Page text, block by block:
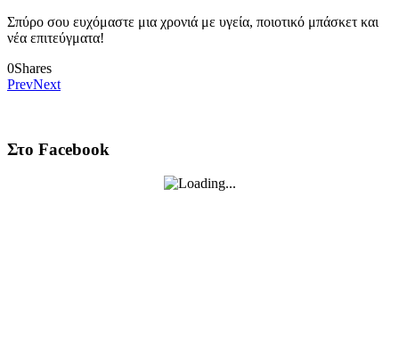
Σπύρο σου ευχόμαστε μια χρονιά με υγεία, ποιοτικό μπάσκετ και
νέα επιτεύγματα!
0Shares
PrevNext
Στο Facebook